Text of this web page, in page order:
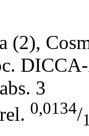
(2),
3
0,0134/